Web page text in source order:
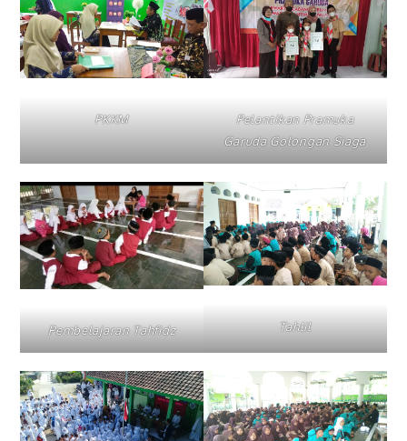
PKKM
Pelantikan Pramuka
Garuda Golongan Siaga
Pembelajaran Tahfidz Tahlil